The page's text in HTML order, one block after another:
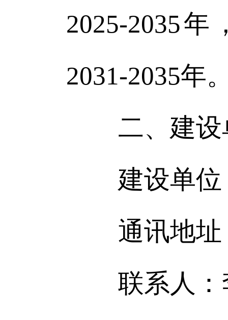
2025-2035
2031-2035年
二、建
建设单位
通讯地址
联系人：